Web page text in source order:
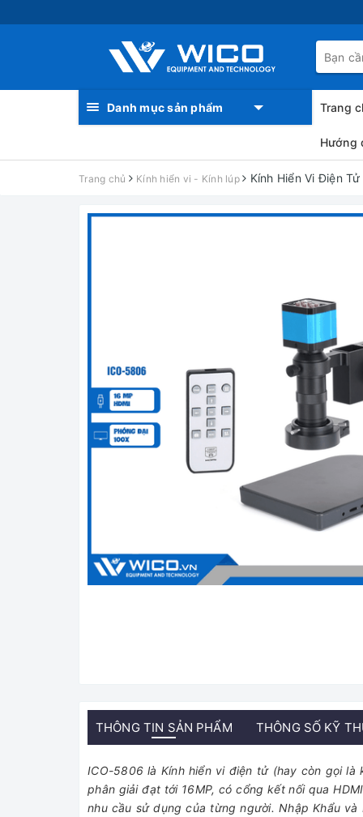
Danh mục sản phẩm Trang
Hướng
Trang chủ Kính hiển vi - Kính lúp Kính Hiển Vi Điện
THÔNG TIN SẢN PHẨM THÔNG SỐ KỸ
ICO-5806 là Kính hiển vi điện tử (hay còn gọi
phân giải đạt tới 16MP, có cổng kết nối qua
nhu cầu sử dụng của từng người. Nhập Khẩu và